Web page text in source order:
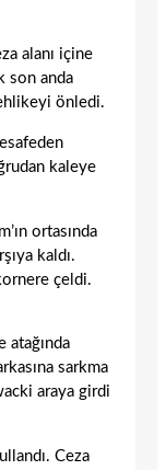
alanı içine
son anda
önledi.
kaleye
ortasında
kaldı.
çeldi.
atağında
sarkma
araya girdi
Ceza